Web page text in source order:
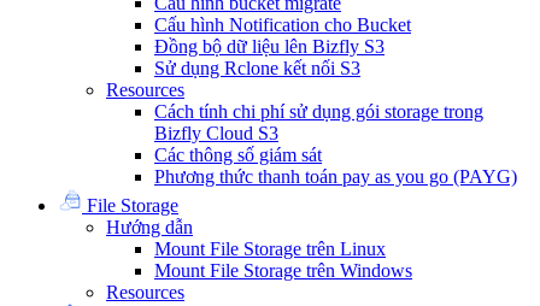
Cấu hình Notification cho Bucket
Đồng bộ dữ liệu lên Bizfly S3
Sử dụng Rclone kết nối S3
Resources
Cách tính chi phí sử dụng gói storage trong
Bizfly Cloud S3
Các thông số giám sát
Phương thức thanh toán pay as you go (PAYG)
File Storage
Hướng dẫn
Mount File Storage trên Linux
Mount File Storage trên Windows
Resources